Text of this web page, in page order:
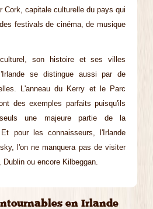
Cork, capitale culturelle du pays qui
festivals de cinéma, de musique
son histoire et ses villes
se distingue aussi par de
L'anneau du Kerry et le Parc
des exemples parfaits puisqu'ils
une majeure partie de la
Et pour les connaisseurs, l'Irlande
l'on ne manquera pas de visiter
ou encore Kilbeggan.
en Irlande